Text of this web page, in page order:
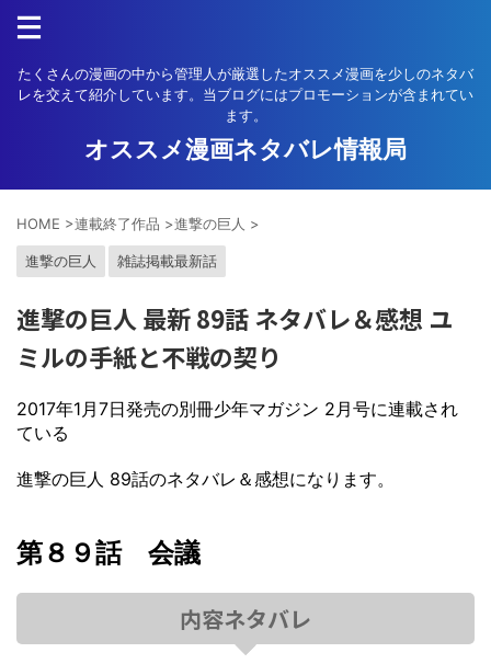
たくさんの漫画の中から管理人が厳選したオススメ漫画を少しのネタバ
レを交えて紹介しています。当ブログにはプロモーションが含まれてい
ます。
オススメ漫画ネタバレ情報局
HOME >連載終了作品 >進撃の巨人 >
進撃の巨人 雑誌掲載最新話
進撃の巨人 最新 89話 ネタバレ＆感想 ユ
ミルの手紙と不戦の契り
2017年1月7日発売の別冊少年マガジン 2月号に連載され
ている
進撃の巨人 89話のネタバレ＆感想になります。
第８９話 会議
内容ネタバレ